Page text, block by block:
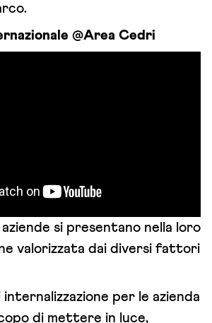
@Area Cedri
aziende si presentano nella loro
valorizzata dai diversi fattori
per le azienda
di mettere in luce,